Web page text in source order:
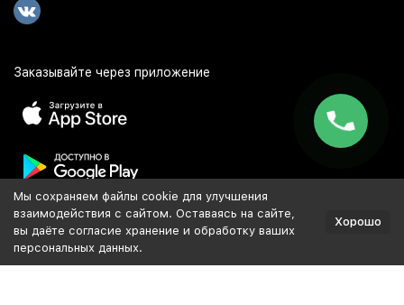
Заказывайте через приложение
Популярное
Мы сохраняем файлы cookie для улучшения
взаимодействия с сайтом. Оставаясь на сайте,
вы даёте согласие хранение и обработку ваших
персональных данных.
Хорошо